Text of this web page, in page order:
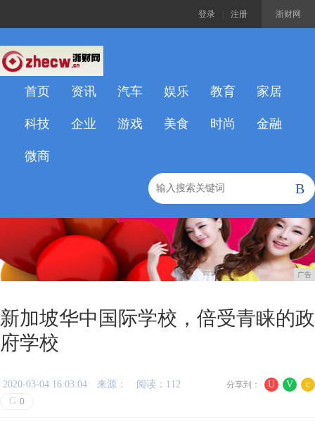
浙财网
登录 注册
首页 资讯 汽车 娱乐 教育 家居
科技 企业 游戏 美食 时尚 金融
微商
B
广告
新加坡华中国际学校，倍受青睐的政
府学校
U V c
分享到：
2020-03-04 16:03:04 来源：
阅读：112
G 0